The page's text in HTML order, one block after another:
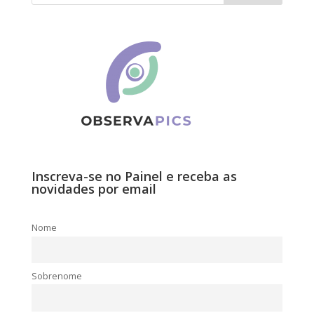
Inscreva-se no Painel e receba as
novidades por email
Nome
Sobrenome